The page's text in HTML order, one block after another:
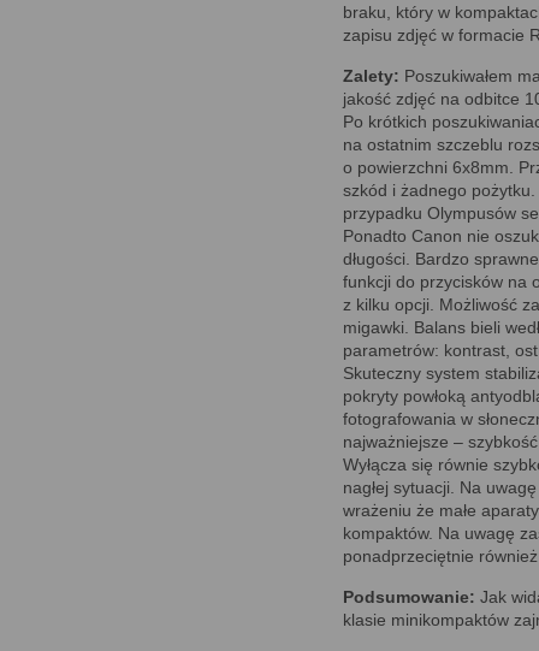
braku, który w
zapisu zdjęć w formacie
Zalety: Poszukiwałem
jakość zdjęć na odbitce
Po krótkich
na ostatnim szczeblu
o powierzchni 6x8mm.
szkód i żadnego
przypadku Olympusów
Ponadto Canon nie
długości. Bardzo
funkcji do przycisków na
z kilku opcji. Możliwość
migawki. Balans bieli
parametrów: kontrast,
Skuteczny system
pokryty powłoką
fotografowania w
najważniejsze –
Wyłącza się równie
nagłej sytuacji. Na
wrażeniu że małe
kompaktów. Na uwagę
ponadprzeciętnie
Podsumowanie: Jak
klasie minikompaktów